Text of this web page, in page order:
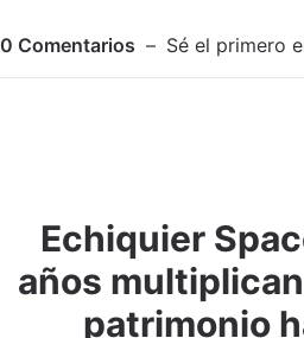
0 Comentarios Sé el primero
Echiquier
años
patrimonio